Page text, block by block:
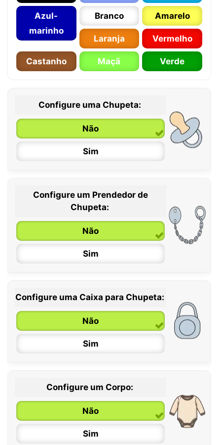
Azul-
marinho
Branco Amarelo
Laranja Vermelho
Castanho Maçã Verde
Configure uma Chupeta:
Não
Sim
0 / 6 meses
6 / 36 meses
Configure um Prendedor de
Chupeta:
Não
Sim
Configure uma Caixa para Chupeta:
Não
Sim
Configure um Corpo:
Não
Sim